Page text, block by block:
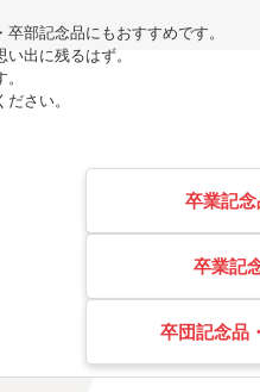
部記念品にもおすすめです。
出に残るはず。
さい。
卒業記
卒業記
卒団記念品